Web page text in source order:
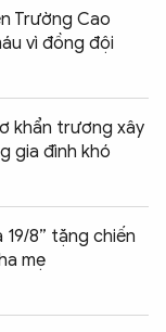
Trường Cao
vì đồng đội
khẩn trương xây
gia đình khó
19/8” tặng chiến
mẹ